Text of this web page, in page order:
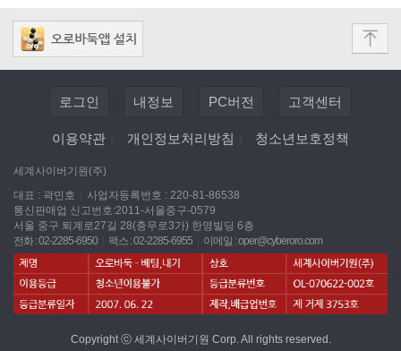
로그인 내정보 PC버전 고객센터
이용약관 개인정보처리방침 청소년보호정책
세계사이버기원(주)
대표 : 곽민호
사업자등록번호 : 220-81-86538
통신판매업 신고번호:2011-서울중구-0579
서울 중구 퇴계로27길 28(충무로3가) 한영빌딩 6층
전화 : 02-2285-6950
팩스 : 02-2285-6955 이메일 :oper@cyberoro.com
Copyright ⓒ 세계사이버기원 Corp. All rights reserved.